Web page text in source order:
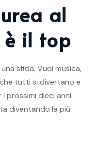
al
è il top
sfida. Vuoi musica,
tutti si divertano e
prossimi dieci anni.
diventando la più